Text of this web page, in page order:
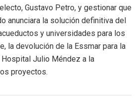
Gustavo Petro, y gestionar que
anunciara la solución definitiva del
y universidades para los
la devolución de la Essmar para la
Julio Méndez a la
proyectos.